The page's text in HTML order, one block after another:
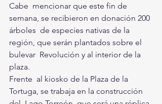
Cabe  mencionar que este fin de
semana, se recibieron en donación 200
árboles  de especies nativas de la
región, que serán plantados sobre el
bulevar  Revolución y al interior de la
plaza.
Frente  al kiosko de la Plaza de la
Tortuga, se trabaja en la construcción